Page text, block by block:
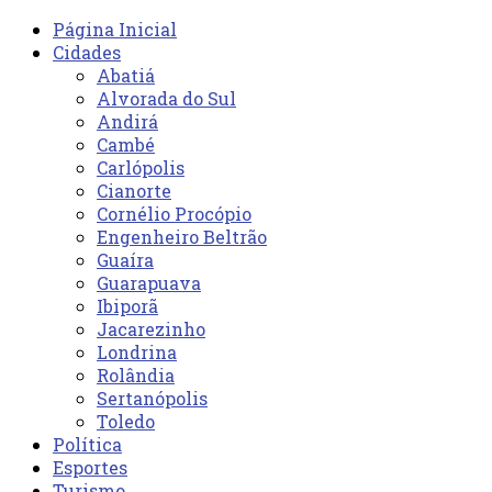
Página Inicial
Cidades
Abatiá
Alvorada do Sul
Andirá
Cambé
Carlópolis
Cianorte
Cornélio Procópio
Engenheiro Beltrão
Guaíra
Guarapuava
Ibiporã
Jacarezinho
Londrina
Rolândia
Sertanópolis
Toledo
Política
Esportes